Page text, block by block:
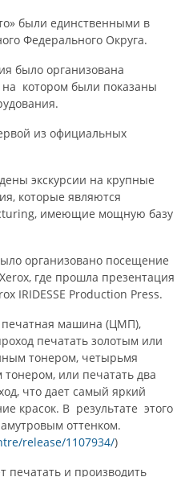
были единственными в
Федерального Округа.
было организована
на котором были показаны
из официальных
экскурсии на крупные
которые являются
имеющие мощную базу
организовано посещение
где прошла презентация
IRIDESSE Production Press.
машина (ЦМП),
печатать золотым или
тонером, четырьмя
или печатать два
что дает самый яркий
красок. В результате этого
оттенком.
release/1107934/)
печатать и производить